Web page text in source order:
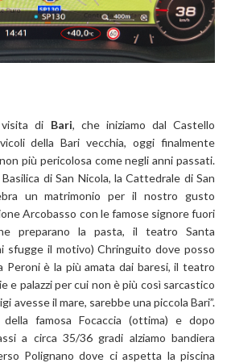
di Bari, che iniziamo dal Castello
della Bari vecchia, oggi finalmente
più pericolosa come negli anni passati.
di San Nicola, la Cattedrale di San
un matrimonio per il nostro gusto
Arcobasso con le famose signore fuori
preparano la pasta, il teatro Santa
sfugge il motivo) Chringuito dove posso
Peroni è la più amata dai baresi, il teatro
e palazzi per cui non è più così sarcastico
avesse il mare, sarebbe una piccola Bari”.
famosa Focaccia (ottima) e dopo
a circa 35/36 gradi alziamo bandiera
Polignano dove ci aspetta la piscina